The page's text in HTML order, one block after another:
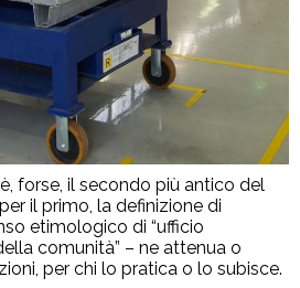
forse, il secondo più antico del
il primo, la definizione di
etimologico di “ufficio
comunità” – ne attenua o
per chi lo pratica o lo subisce.